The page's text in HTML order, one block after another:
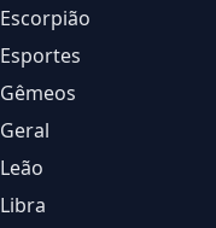
Escorpião
Esportes
Gêmeos
Geral
Leão
Libra